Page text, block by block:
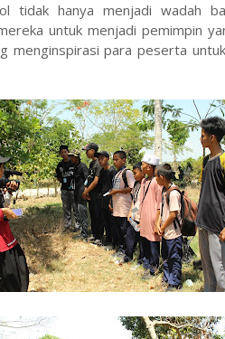
tidak hanya menjadi wadah
untuk menjadi pemimpin
menginspirasi para peserta